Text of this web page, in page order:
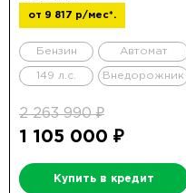
от 9 817 р/мес*.
Бензин Автомат
149 л.с. Внедорожник
2 263 990 ₽
1 105 000 ₽
Купить в кредит